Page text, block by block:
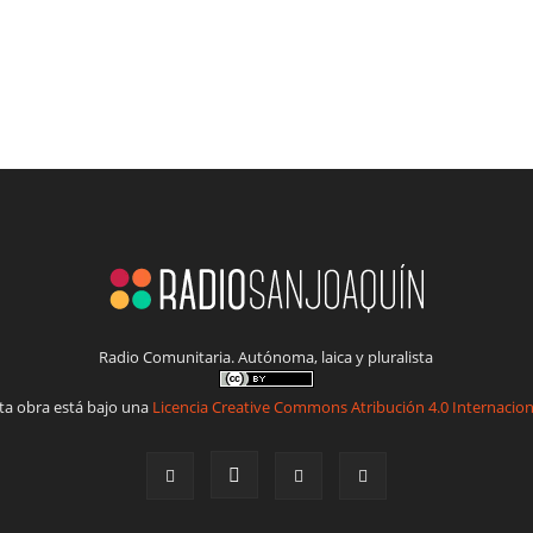
Radio Comunitaria. Autónoma, laica y pluralista
obra está bajo una Licencia Creative Commons Atribución 4.0